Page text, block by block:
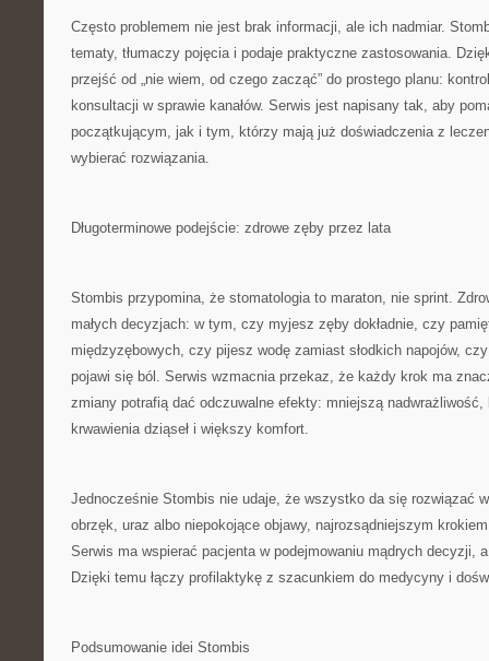
Często problemem nie jest brak informacji, ale ich nadmiar.
tematy, tłumaczy pojęcia i podaje praktyczne zastosowania.
przejść od „nie wiem, od czego zacząć” do prostego planu:
konsultacji w sprawie kanałów. Serwis jest napisany tak, aby
początkującym, jak i tym, którzy mają już doświadczenia z
wybierać rozwiązania.
Długoterminowe podejście: zdrowe zęby przez lata
Stombis przypomina, że stomatologia to maraton, nie sprint.
małych decyzjach: w tym, czy myjesz zęby dokładnie, czy
międzyzębowych, czy pijesz wodę zamiast słodkich napojów,
pojawi się ból. Serwis wzmacnia przekaz, że każdy krok ma
zmiany potrafią dać odczuwalne efekty: mniejszą
krwawienia dziąseł i większy komfort.
Jednocześnie Stombis nie udaje, że wszystko da się rozwiązać
obrzęk, uraz albo niepokojące objawy, najrozsądniejszym
Serwis ma wspierać pacjenta w podejmowaniu mądrych decyzji,
Dzięki temu łączy profilaktykę z szacunkiem do medycyny i
Podsumowanie idei Stombis